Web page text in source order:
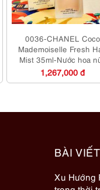
0036-CHANEL Coco
Mademoiselle Fresh
Mist 35ml-Nước hoa
Chưa sử dụng
1,267,000 đ
BÀI
Xu Hướng